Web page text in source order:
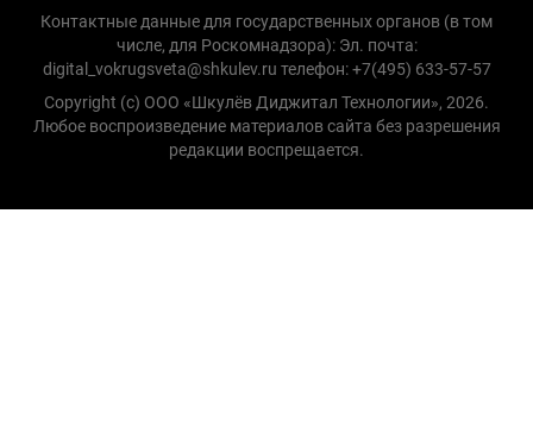
Контактные данные для государственных органов (в том
числе, для Роскомнадзора): Эл. почта:
digital_vokrugsveta@shkulev.ru телефон: +7(495) 633-57-57
Copyright (с) ООО «Шкулёв Диджитал Технологии», 2026.
Любое воспроизведение материалов сайта без разрешения
редакции воспрещается.